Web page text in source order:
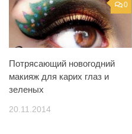
0
Потрясающий новогодний
макияж для карих глаз и
зеленых
20.11.2014